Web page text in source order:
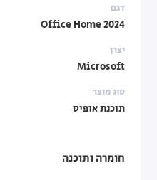
דגם
Office Home 2024
יצרן
Microsoft
סוג מוצר
תוכנת אופיס
חומרה ותוכנה